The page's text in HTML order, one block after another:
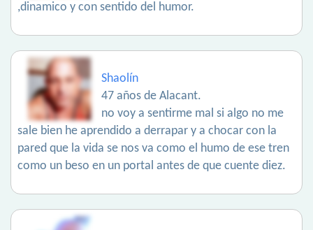
,dinamico y con sentido del humor.
Shaolín
47 años de Alacant.
no voy a sentirme mal si algo no me
sale bien he aprendido a derrapar y a chocar con la
pared que la vida se nos va como el humo de ese tren
como un beso en un portal antes de que cuente diez.